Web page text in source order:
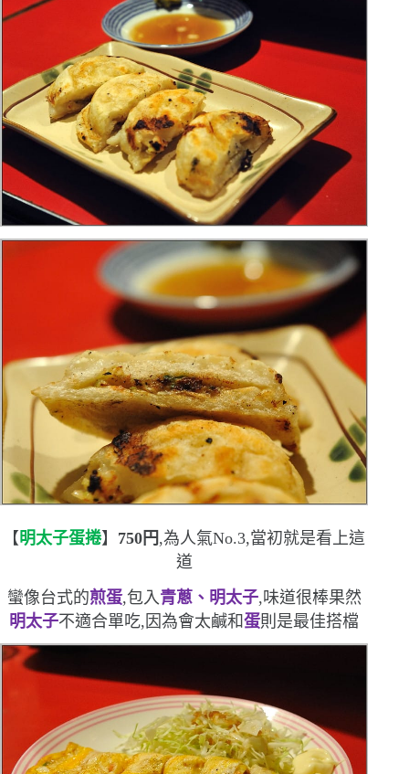
【明太子蛋捲】 750円 ,為人氣No.3,當初就是看上這
道
蠻像台式的煎蛋,包入青蔥、明太子,味道很棒果然
明太子不適合單吃,因為會太鹹和蛋則是最佳搭檔